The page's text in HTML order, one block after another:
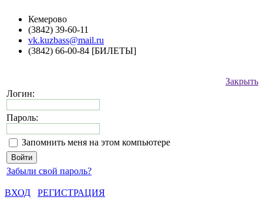
Кемерово
(3842) 39-60-11
vk.kuzbass@mail.ru
(3842) 66-00-84 [БИЛЕТЫ]
Закрыть
Логин:
Пароль:
Запомнить меня на этом компьютере
Забыли свой пароль?
ВХОД
РЕГИСТРАЦИЯ